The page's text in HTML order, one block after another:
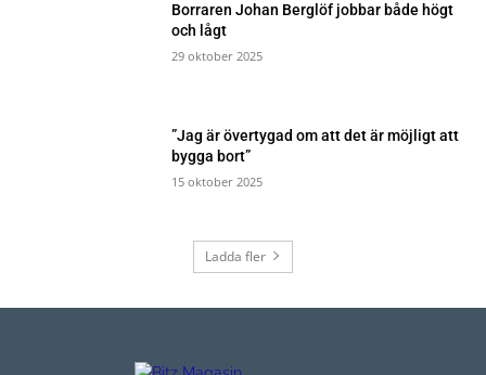
Borraren Johan Berglöf jobbar både högt
och lågt
29 oktober 2025
”Jag är övertygad om att det är möjligt att
bygga bort”
15 oktober 2025
Ladda fler